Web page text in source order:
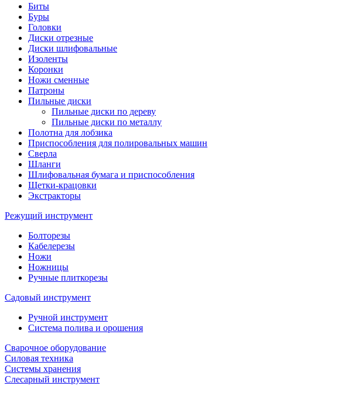
Биты
Буры
Головки
Диски отрезные
Диски шлифовальные
Изоленты
Коронки
Ножи сменные
Патроны
Пильные диски
Пильные диски по дереву
Пильные диски по металлу
Полотна для лобзика
Приспособления для полировальных машин
Сверла
Шланги
Шлифовальная бумага и приспособления
Щетки-крацовки
Экстракторы
Режущий инструмент
Болторезы
Кабелерезы
Ножи
Ножницы
Ручные плиткорезы
Садовый инструмент
Ручной инструмент
Система полива и орошения
Сварочное оборудование
Силовая техника
Системы хранения
Слесарный инструмент